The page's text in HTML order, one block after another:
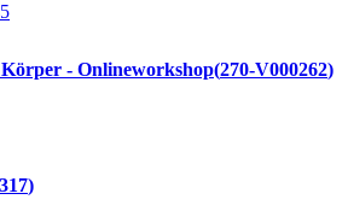
- Onlineworkshop 270-V000262